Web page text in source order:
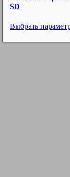
SD
Выбрать